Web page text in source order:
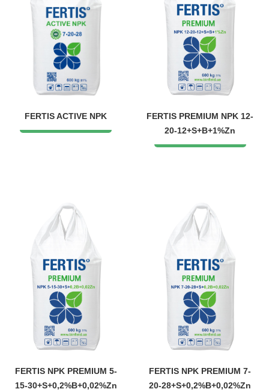
FERTIS ACTIVE NPK
FERTIS PREMIUM NPK 12-
20-12+S+B+1%Zn
FERTIS NPK PREMIUM 5-
15-30+S+0,2%B+0,02%Zn
FERTIS NPK PREMIUM 7-
20-28+S+0,2%B+0,02%Zn